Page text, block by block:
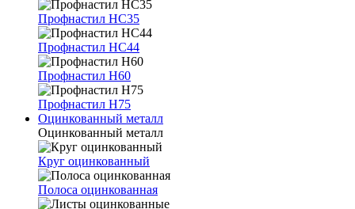
Профнастил НС35
Профнастил НС44
Профнастил Н60
Профнастил Н75
Оцинкованный металл
Оцинкованный металл
Круг оцинкованный
Полоса оцинкованная